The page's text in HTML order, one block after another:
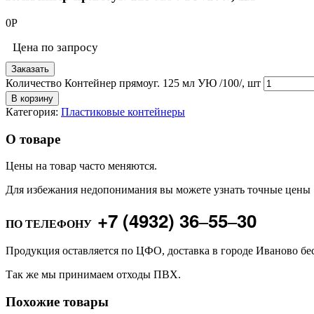
0Р
Цена по запросу
Заказать
Количество Контейнер прямоуг. 125 мл УЮ /100/, шт
В корзину
Категория: Пластиковые контейнеры
О товаре
Цены на товар часто меняются.
Для избежания недопонимания вы можете узнать точные цены
ПО ТЕЛЕФОНУ +7 (4932) 36‒55‒30
Продукция оставляется по ЦФО, доставка в городе Иваново
Так же мы принимаем отходы ПВХ.
Похожие товары